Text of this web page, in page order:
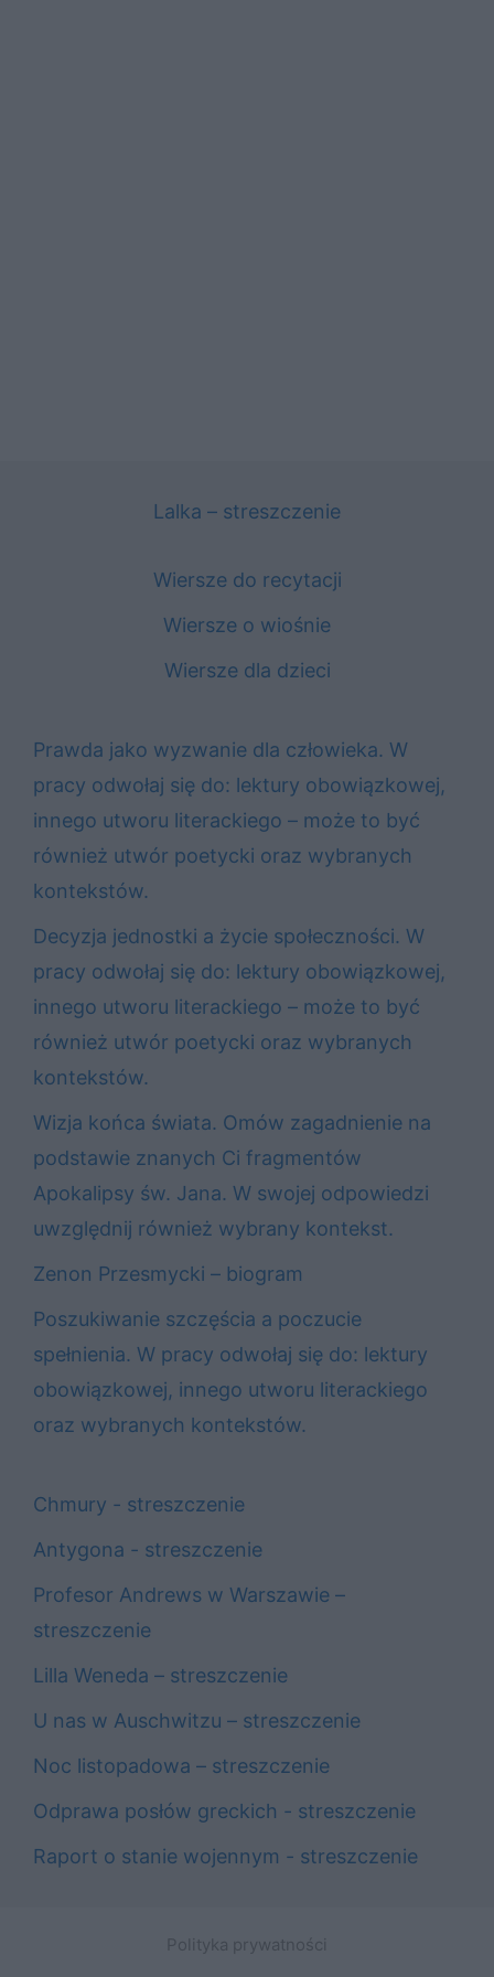
Lalka – streszczenie
Wiersze do recytacji
Wiersze o wiośnie
Wiersze dla dzieci
Prawda jako wyzwanie dla człowieka. W
pracy odwołaj się do: lektury obowiązkowej,
innego utworu literackiego – może to być
również utwór poetycki oraz wybranych
kontekstów.
Decyzja jednostki a życie społeczności. W
pracy odwołaj się do: lektury obowiązkowej,
innego utworu literackiego – może to być
również utwór poetycki oraz wybranych
kontekstów.
Wizja końca świata. Omów zagadnienie na
podstawie znanych Ci fragmentów
Apokalipsy św. Jana. W swojej odpowiedzi
uwzględnij również wybrany kontekst.
Zenon Przesmycki – biogram
Poszukiwanie szczęścia a poczucie
spełnienia. W pracy odwołaj się do: lektury
obowiązkowej, innego utworu literackiego
oraz wybranych kontekstów.
Chmury - streszczenie
Antygona - streszczenie
Profesor Andrews w Warszawie –
streszczenie
Lilla Weneda – streszczenie
U nas w Auschwitzu – streszczenie
Noc listopadowa – streszczenie
Odprawa posłów greckich - streszczenie
Raport o stanie wojennym - streszczenie
Polityka prywatności